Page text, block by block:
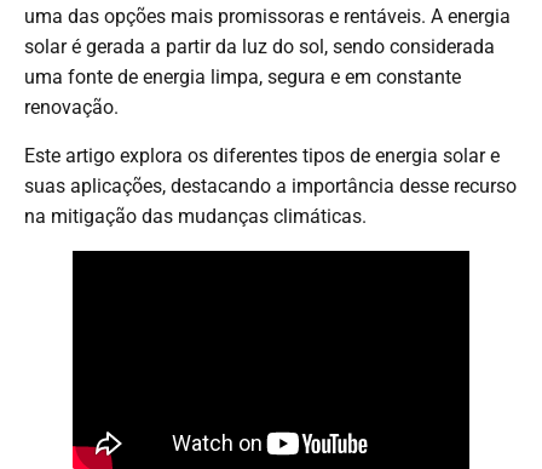
uma das opções mais promissoras e rentáveis. A energia
solar é gerada a partir da luz do sol, sendo considerada
uma fonte de energia limpa, segura e em constante
renovação.
Este artigo explora os diferentes tipos de energia solar e
suas aplicações, destacando a importância desse recurso
na mitigação das mudanças climáticas.